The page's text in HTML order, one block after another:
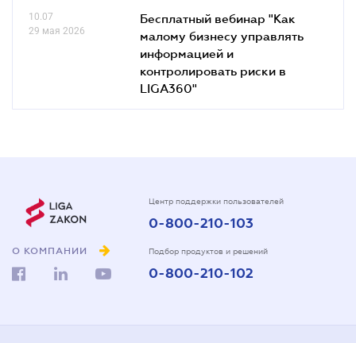
10.07
29 мая 2026
Бесплатный вебинар "Как
малому бизнесу управлять
информацией и
контролировать риски в
LIGA360"
О КОМПАНИИ
Центр поддержки пользователей
0-800-210-103
Подбор продуктов и решений
0-800-210-102